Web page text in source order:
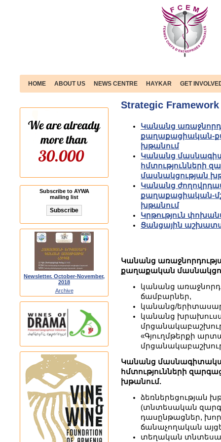
HOME ABOUT US NEWS CENTRE HAYKAR GET
Subscribe to AYWA
mailing list
Newsletter. October-November,
2018
Archive
Strategic Framework
Կանանց
քաղաքացիական-
խթանում
Կանանց
հմտությունների
մասնակցության
Կանանց
քաղաքացիական-
խթանում
Կրթություն
Ցանցային
Կանանց
քաղաքական
կանանց
ճամբարներ,
կանանց/
կանանց
«Գյուղմթերքի
Կանանց
հմտությունների
խթանում.
ձեռներեցության
(տնտեսական
դասընթացներ,
ճանաչողական
տեղական